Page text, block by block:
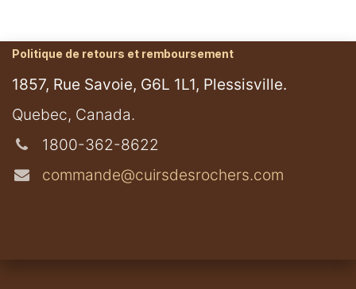
Politique de retours et remboursement
1857, Rue Savoie, G6L 1L1, Plessisville.
​Quebec, Canada.
1800-362-8622
commande@cuirsdesrochers.com